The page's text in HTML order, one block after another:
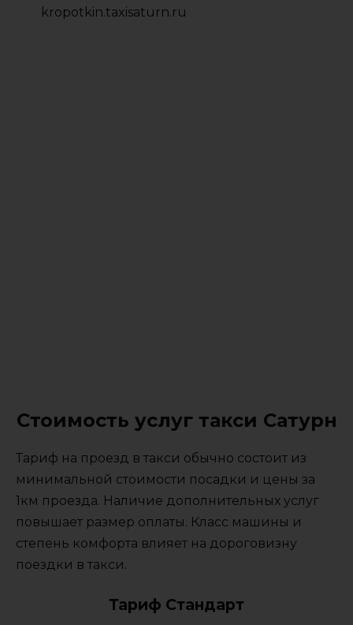
kropotkin.taxisaturn.ru
Стоимость услуг такси Сатурн
Тариф на проезд в такси обычно состоит из
минимальной стоимости посадки и цены за
1км проезда. Наличие дополнительных услуг
повышает размер оплаты. Класс машины и
степень комфорта влияет на дороговизну
поездки в такси.
Тариф Стандарт